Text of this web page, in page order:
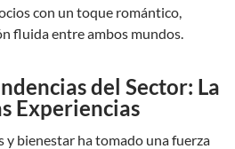
con un toque romántico,
fluida entre ambos mundos.
del Sector: La
Experiencias
y bienestar ha tomado una fuerza